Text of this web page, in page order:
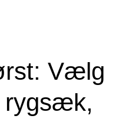
Vælg
rygsæk,